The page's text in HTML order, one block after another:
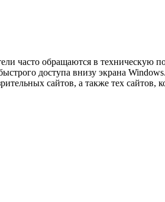
часто обращаются в техническую
доступа внизу экрана
сайтов, а также тех сайтов,